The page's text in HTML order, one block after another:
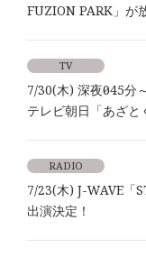
FUZION PARK」が
TV
7/30(木) 深夜0時45分～
テレビ朝日「あざと
RADIO
7/23(木) J-WAVE「
出演決定！